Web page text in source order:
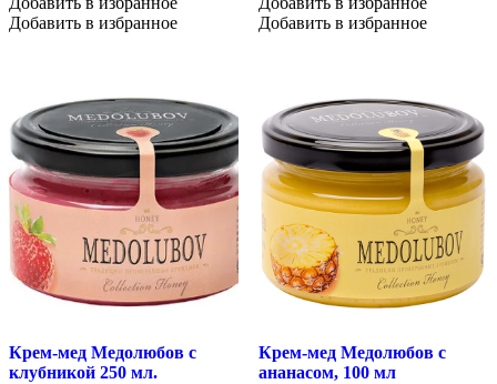
100
гр
Добавить в избранное
250
мл
Добавить в избранное
Крем-мед Медолюбов с
клубникой 250 мл.
Крем-мед Медолюбов с
ананасом, 100 мл